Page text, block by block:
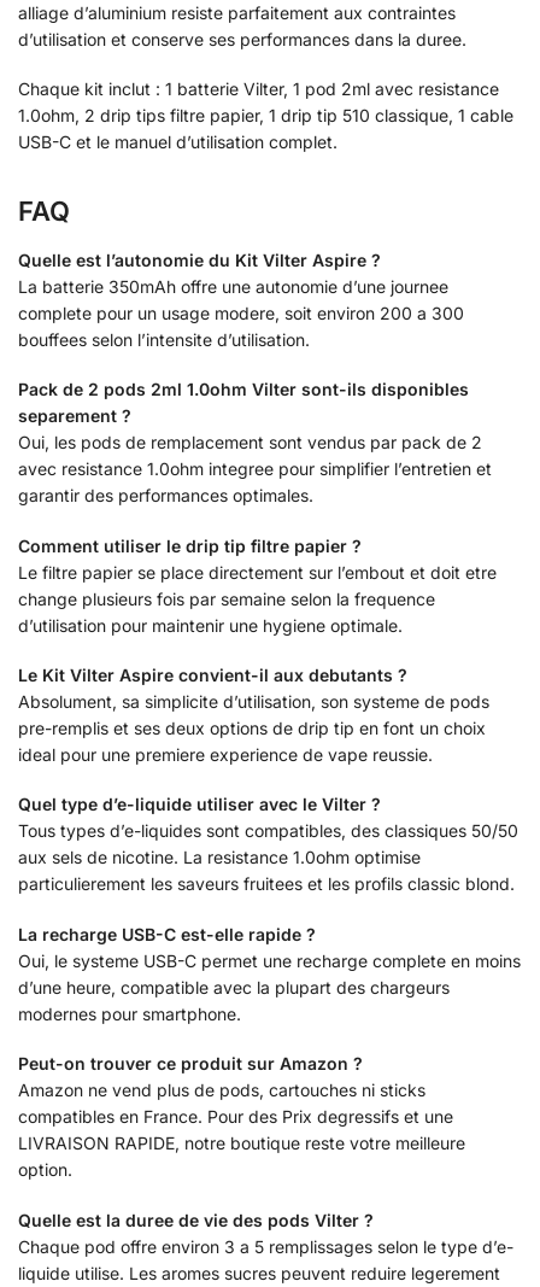
alliage d’aluminium resiste parfaitement aux contraintes
d’utilisation et conserve ses performances dans la duree.
Chaque kit inclut : 1 batterie Vilter, 1 pod 2ml avec resistance
1.0ohm, 2 drip tips filtre papier, 1 drip tip 510 classique, 1 cable
USB-C et le manuel d’utilisation complet.
FAQ
Quelle est l’autonomie du Kit Vilter Aspire ?
La batterie 350mAh offre une autonomie d’une journee
complete pour un usage modere, soit environ 200 a 300
bouffees selon l’intensite d’utilisation.
Pack de 2 pods 2ml 1.0ohm Vilter sont-ils disponibles
separement ?
Oui, les pods de remplacement sont vendus par pack de 2
avec resistance 1.0ohm integree pour simplifier l’entretien et
garantir des performances optimales.
Comment utiliser le drip tip filtre papier ?
Le filtre papier se place directement sur l’embout et doit etre
change plusieurs fois par semaine selon la frequence
d’utilisation pour maintenir une hygiene optimale.
Le Kit Vilter Aspire convient-il aux debutants ?
Absolument, sa simplicite d’utilisation, son systeme de pods
pre-remplis et ses deux options de drip tip en font un choix
ideal pour une premiere experience de vape reussie.
Quel type d’e-liquide utiliser avec le Vilter ?
Tous types d’e-liquides sont compatibles, des classiques 50/50
aux sels de nicotine. La resistance 1.0ohm optimise
particulierement les saveurs fruitees et les profils classic blond.
La recharge USB-C est-elle rapide ?
Oui, le systeme USB-C permet une recharge complete en moins
d’une heure, compatible avec la plupart des chargeurs
modernes pour smartphone.
Peut-on trouver ce produit sur Amazon ?
Amazon ne vend plus de pods, cartouches ni sticks
compatibles en France. Pour des Prix degressifs et une
LIVRAISON RAPIDE, notre boutique reste votre meilleure
option.
Quelle est la duree de vie des pods Vilter ?
Chaque pod offre environ 3 a 5 remplissages selon le type d’e-
liquide utilise. Les aromes sucres peuvent reduire legerement